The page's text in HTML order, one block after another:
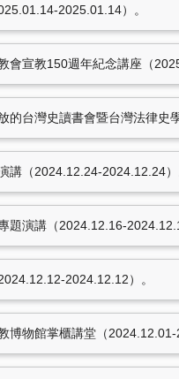
學術著作
紀錄
王政文，獲東海大
王政文，獲東海大
2025.01.14）。
宣教150週年紀念講座（
台灣史讀書會暨台灣法律史
講（2024.12.24-2024.12.24）
題演講（2024.12.16-
2024.12.12）。
物館掌櫃講堂（2024.12.01-